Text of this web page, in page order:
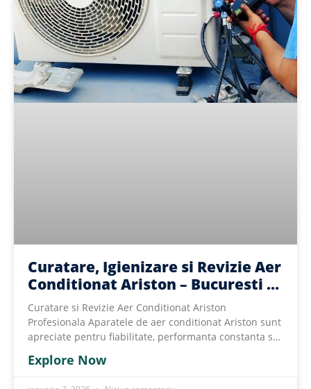
Curatare, Igienizare si Revizie Aer
Conditionat Ariston – Bucuresti si
Ilfov
Curatare si Revizie Aer Conditionat Ariston
Profesionala Aparatele de aer conditionat Ariston sunt
apreciate pentru fiabilitate, performanta constanta si
Explore Now